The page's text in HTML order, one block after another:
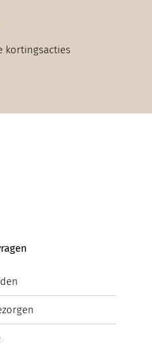
kortingsacties